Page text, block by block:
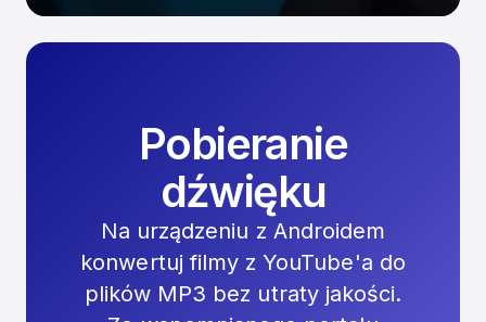
Pobieranie
dźwięku
Na urządzeniu z Androidem
konwertuj filmy z YouTube'a do
plików MP3 bez utraty jakości.